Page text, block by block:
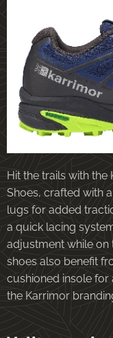
Hit the trails with the
Shoes, crafted with
lugs for added
a quick lacing
adjustment while on
shoes also benefit
cushioned insole
the Karrimor